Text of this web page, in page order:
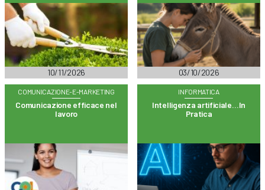
10/11/2026 03/10/2026
COMUNICAZIONE-E-MARKETING
Comunicazione efficace nel
lavoro
INFORMATICA
Intelligenza artificiale…In
Pratica